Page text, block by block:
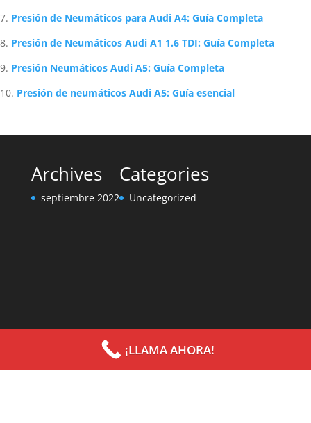
Presión de Neumáticos para Audi A4: Guía Completa
Presión de Neumáticos Audi A1 1.6 TDI: Guía Completa
Presión Neumáticos Audi A5: Guía Completa
Presión de neumáticos Audi A5: Guía esencial
Archives
septiembre 2022
Categories
Uncategorized
¡LLAMA AHORA!